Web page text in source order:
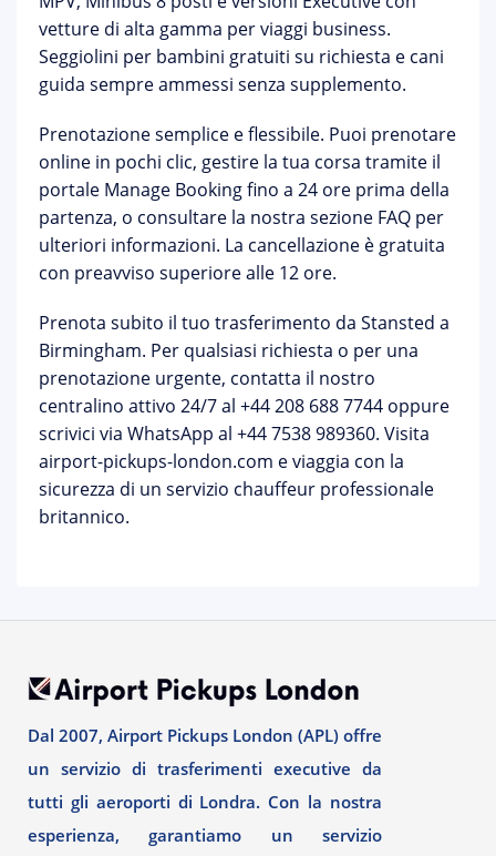
vetture di alta gamma per viaggi business.
Seggiolini per bambini gratuiti su richiesta e cani
guida sempre ammessi senza supplemento.
Prenotazione semplice e flessibile. Puoi prenotare
online in pochi clic, gestire la tua corsa tramite il
portale Manage Bookingfino a 24 ore prima della
partenza, o consultare la nostra sezione FAQ per
ulteriori informazioni. La cancellazione è gratuita
con preavviso superiore alle 12 ore.
Prenota subito il tuo trasferimento da Stansted a
Birmingham. Per qualsiasi richiesta o per una
prenotazione urgente, contatta il nostro
centralino attivo 24/7 al +44 208 688 7744 oppure
scrivici via WhatsApp al +44 7538 989360. Visita
airport-pickups-london.com e viaggia con la
sicurezza di un servizio chauffeur professionale
britannico.
Dal 2007, Airport Pickups London (APL) offre
un servizio di trasferimenti executive da
tutti gli aeroporti di Londra. Con la nostra
esperienza, garantiamo un servizio